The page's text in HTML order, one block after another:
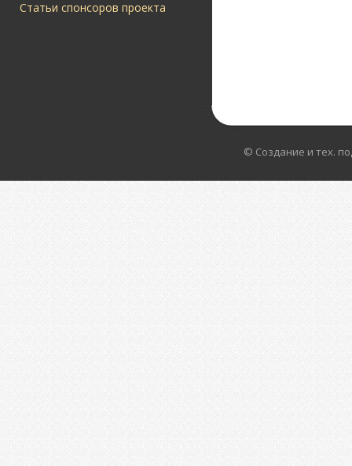
Статьи спонсоров проекта
© Создание и тех.